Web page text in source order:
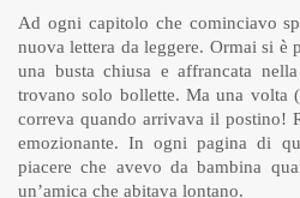
Ad ogni capitolo che cominciavo
nuova lettera da leggere. Ormai si è
una busta chiusa e affrancata
trovano solo bollette. Ma una volta
correva quando arrivava il postino!
emozionante. In ogni pagina di
piacere che avevo da bambina
un’amica che abitava lontano.